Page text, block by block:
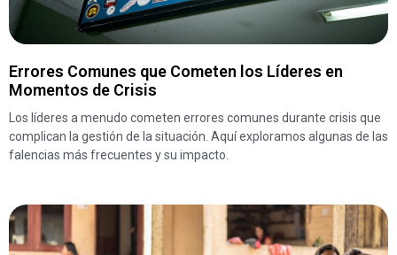
Errores Comunes que Cometen los Líderes en
Momentos de Crisis
Los líderes a menudo cometen errores comunes durante crisis que
complican la gestión de la situación. Aquí exploramos algunas de las
falencias más frecuentes y su impacto.